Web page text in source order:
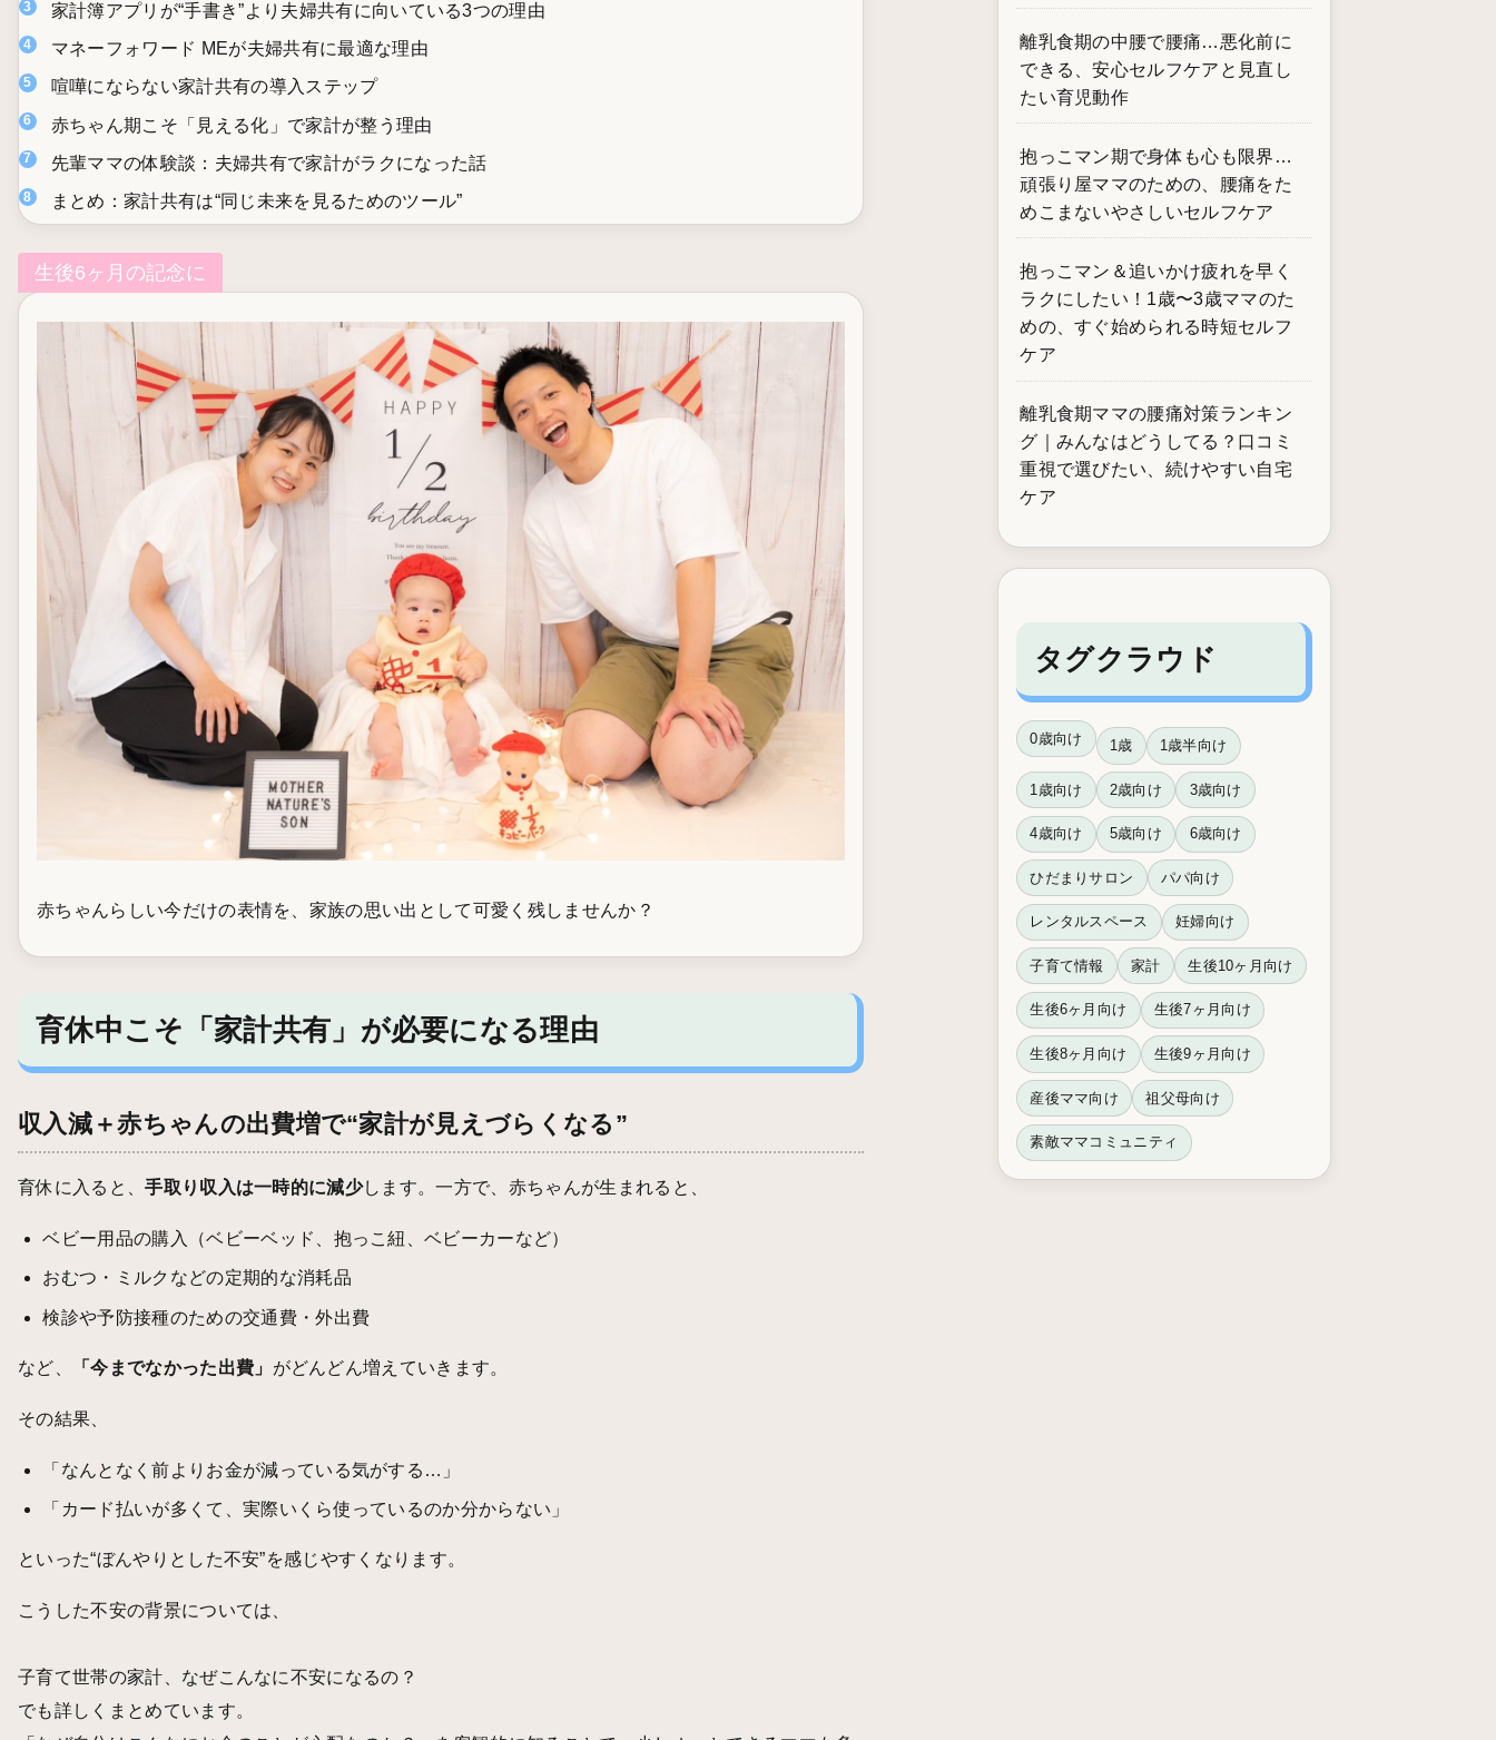
家計簿アプリが“手書き”より夫婦共有に向いている3つの理由
マネーフォワード MEが夫婦共有に最適な理由
喧嘩にならない家計共有の導入ステップ
赤ちゃん期こそ「見える化」で家計が整う理由
先輩ママの体験談：夫婦共有で家計がラクになった話
まとめ：家計共有は“同じ未来を見るためのツール”
生後6ヶ月の記念に
赤ちゃんらしい今だけの表情を、家族の思い出として可愛く残しませんか？
育休中こそ「家計共有」が必要になる理由
収入減＋赤ちゃんの出費増で“家計が見えづらくなる”
育休に入ると、手取り収入は一時的に減少します。一方で、赤ちゃんが生まれると、
ベビー用品の購入（ベビーベッド、抱っこ紐、ベビーカーなど）
おむつ・ミルクなどの定期的な消耗品
検診や予防接種のための交通費・外出費
など、 「今までなかった出費」 がどんどん増えていきます。
その結果、
「なんとなく前よりお金が減っている気がする…」
「カード払いが多くて、実際いくら使っているのか分からない」
といった“ぼんやりとした不安”を感じやすくなります。
こうした不安の背景については、
子育て世帯の家計、なぜこんなに不安になるの？
でも詳しくまとめています。
離乳食期の中腰で腰痛…悪化前に
できる、安心セルフケアと見直し
たい育児動作
抱っこマン期で身体も心も限界…
頑張り屋ママのための、腰痛をた
めこまないやさしいセルフケア
抱っこマン＆追いかけ疲れを早く
ラクにしたい！1歳〜3歳ママのた
めの、すぐ始められる時短セルフ
ケア
離乳食期ママの腰痛対策ランキン
グ｜みんなはどうしてる？口コミ
重視で選びたい、続けやすい自宅
ケア
タグクラウド
0歳向け 1歳 1歳半向け
1歳向け 2歳向け 3歳向け
4歳向け 5歳向け 6歳向け
ひだまりサロン パパ向け
レンタルスペース 妊婦向け
子育て情報 家計 生後10ヶ月向け
生後6ヶ月向け 生後7ヶ月向け
生後8ヶ月向け 生後9ヶ月向け
産後ママ向け 祖父母向け
素敵ママコミュニティ